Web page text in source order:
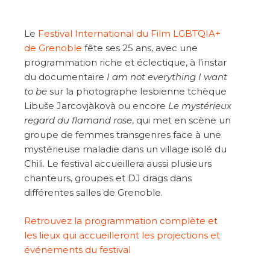
Le Festival International du Film LGBTQIA+
de Grenoble fête ses 25 ans, avec une
programmation riche et éclectique, à l’instar
du documentaire I am not everything I want
to be sur la photographe lesbienne tchèque
Libuše Jarcovjàkovà ou encore Le mystérieux
regard du flamand rose, qui met en scène un
groupe de femmes transgenres face à une
mystérieuse maladie dans un village isolé du
Chili. Le festival accueillera aussi plusieurs
chanteurs, groupes et DJ drags dans
différentes salles de Grenoble.
Retrouvez la programmation complète et
les lieux qui accueilleront les projections et
événements du festival